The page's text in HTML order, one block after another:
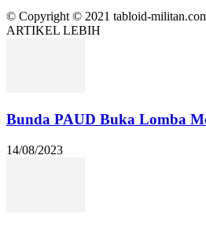
© Copyright © 2021 tabloid-
ARTIKEL LEBIH
Bunda PAUD Buka Lomba
14/08/2023